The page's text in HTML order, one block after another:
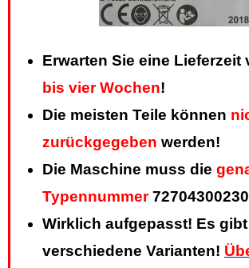
Erwarten Sie eine Lieferzeit
bis vier Wochen!
Die meisten Teile können
zurückgegeben werden!
Die Maschine muss die
Typennummer
Wirklich aufgepasst! Es gibt
verschiedene Varianten!